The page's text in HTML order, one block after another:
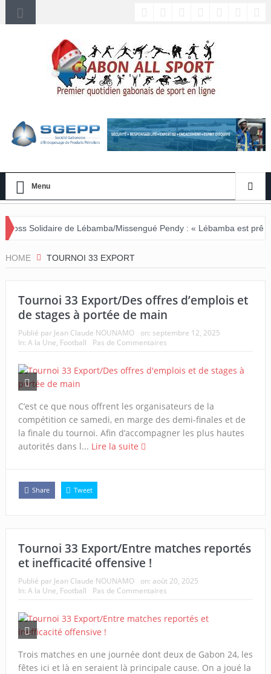
Menu
Lébamba/Missengué Pendy : « Lébamba est prêt à accueillir ce
HOME TOURNOI 33 EXPORT
Tournoi 33 Export/Des offres d’emplois et
de stages à portée de main
Publié par Jean Claude NOUNAMO on: septembre 12, 2025
In: A la Une, Football Pas de Commentaires
C’est ce que nous offrent les organisateurs de la
compétition ce samedi, en marge des demi-finales et de
la finale du tournoi. Afin d’accompagner les plus hautes
autorités dans l... Lire la suite
Share Tweet
Tournoi 33 Export/Entre matches reportés
et inefficacité offensive !
Publié par Jean Claude NOUNAMO on: août 20, 2025
In: A la Une, Football Pas de Commentaires
Trois matches en une journée dont deux de Gabon 24, les
fêtes ici et là en seraient là principale cause. On a joué la